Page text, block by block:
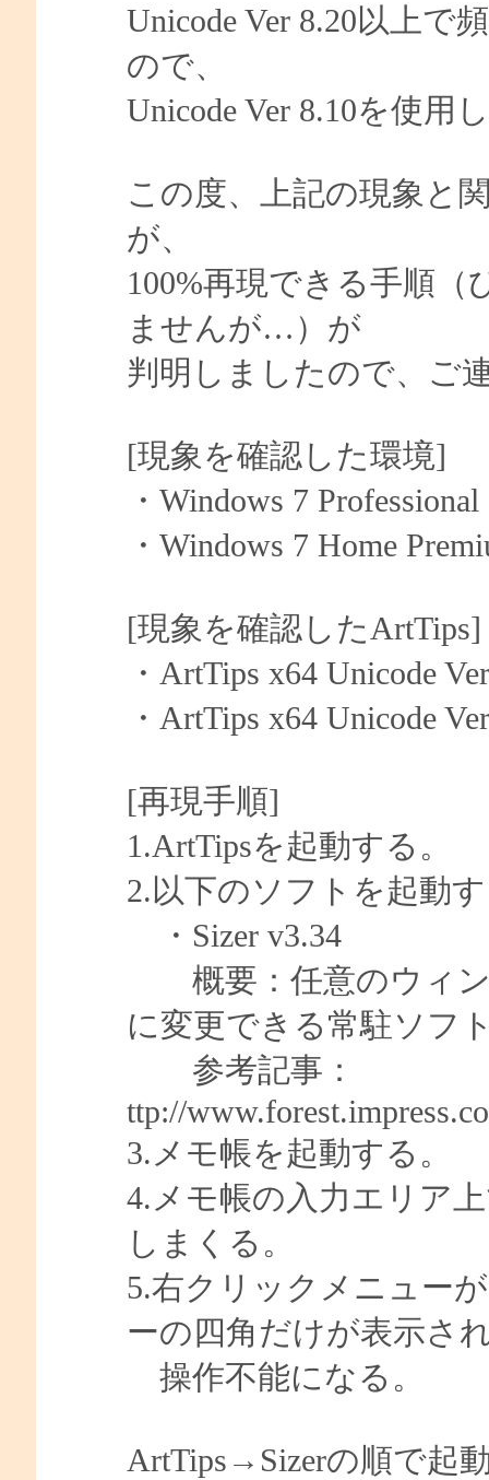
Unicode Ver 8.20以上で
ので、
Unicode Ver 8.10を使用
この度、上記の現象と
が、
100%再現できる手順
ませんが…）が
判明しましたので、ご
[現象を確認した環境]
・Windows 7
・Windows 7 Home
[現象を確認したArtTips]
・ArtTips x64 Unicode
・ArtTips x64 Unicode
[再現手順]
1.ArtTipsを起動する。
2.以下のソフトを起動
・Sizer v3.34
概要：任意のウィン
に変更できる常駐ソフ
参考記事：
ttp://
3.メモ帳を起動する。
4.メモ帳の入力エリア
しまくる。
5.右クリックメニュー
ーの四角だけが表示さ
操作不能になる。
ArtTips→Sizerの順で起